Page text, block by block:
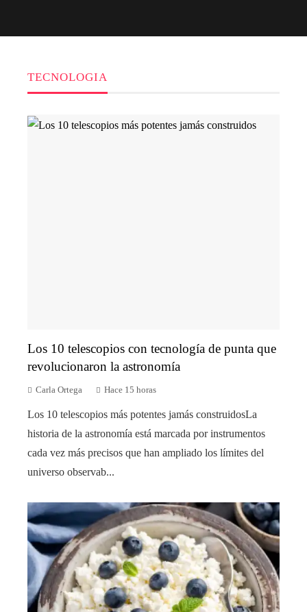
TECNOLOGIA
Los 10 telescopios con tecnología de punta que
revolucionaron la astronomía
Carla Ortega Hace 15 horas
Los 10 telescopios más potentes jamás construidosLa
historia de la astronomía está marcada por instrumentos
cada vez más precisos que han ampliado los límites del
universo observab...